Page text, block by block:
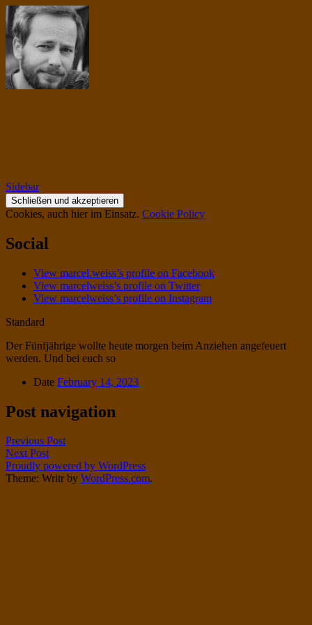
Sidebar
Cookies, auch hier im Einsatz. Cookie Policy
Social
View marcel.weiss’s profile on Facebook
View marcelweiss’s profile on Twitter
View marcelweiss’s profile on Instagram
Standard
Der Fünfjährige wollte heute morgen beim Anziehen angefeuert
werden. Und bei euch so
Date February 14, 2023
Post navigation
Previous Post
Next Post
Proudly powered by WordPress
Theme: Writr by WordPress.com.